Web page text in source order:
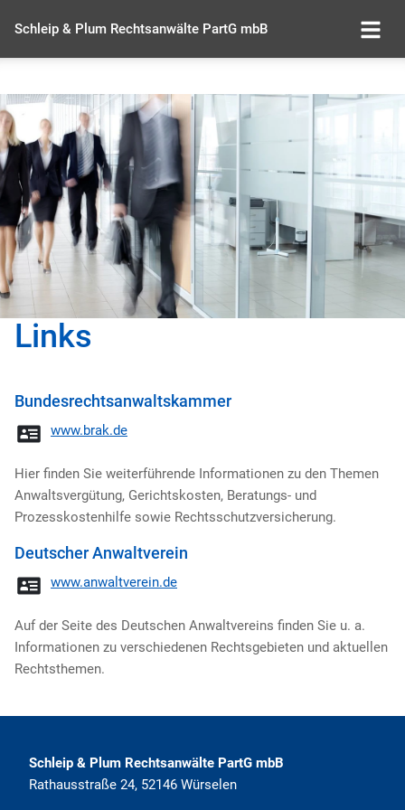
Schleip & Plum Rechtsanwälte PartG mbB
Links
Bundesrechtsanwaltskammer
www.brak.de
Hier finden Sie weiterführende Informationen zu den Themen
Anwaltsvergütung, Gerichtskosten, Beratungs- und
Prozesskostenhilfe sowie Rechtsschutzversicherung.
Deutscher Anwaltverein
www.anwaltverein.de
Auf der Seite des Deutschen Anwaltvereins finden Sie u. a.
Informationen zu verschiedenen Rechtsgebieten und aktuellen
Rechtsthemen.
Schleip & Plum Rechtsanwälte PartG mbB
Rathausstraße 24, 52146 Würselen